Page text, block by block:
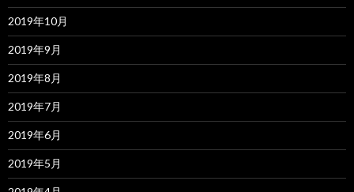
2019年10月
2019年9月
2019年8月
2019年7月
2019年6月
2019年5月